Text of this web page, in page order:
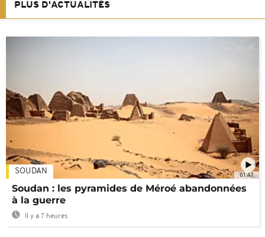
PLUS D'ACTUALITÉS
01:47
SOUDAN
Soudan : les pyramides de Méroé abandonnées
à la guerre
Il y a 7 heures